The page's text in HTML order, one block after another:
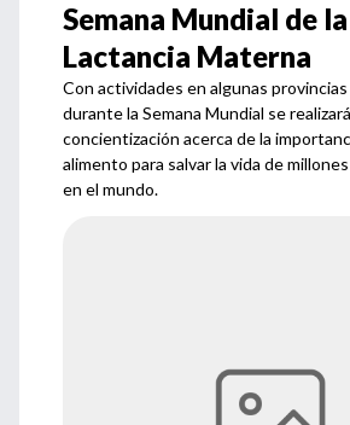
Semana Mundial de la
Lactancia Materna
Con actividades en algunas
durante la Semana Mundial se
concientización acerca de la
alimento para salvar la vida de
en el mundo.